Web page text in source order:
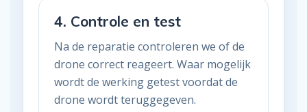
4. Controle en test
Na de reparatie controleren we of de
drone correct reageert. Waar mogelijk
wordt de werking getest voordat de
drone wordt teruggegeven.